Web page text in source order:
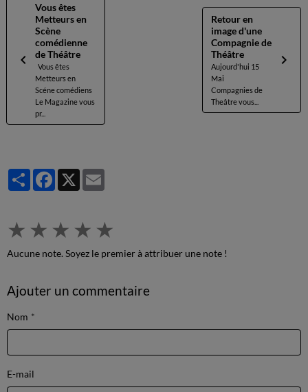
Vous êtes
Metteurs en
Scène
comédienne
de Théâtre
Vous êtes
Metteurs en
Scéne comédiens
Le Magazine vous
pr...
Retour en
image d'une
Compagnie de
Théâtre
Aujourd'hui 15
Mai
Compagnies de
Theâtre vous...
PartagerFacebook
X
★ ★ ★ ★ ★
Aucune note. Soyez le premier à attribuer une note !
Ajouter un commentaire
Nom
E-mail